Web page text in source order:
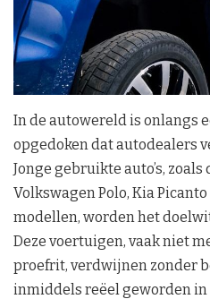
In de autowereld is onlangs
opgedoken dat autodealers
Jonge gebruikte auto’s, zoals
Volkswagen Polo, Kia
modellen, worden het
Deze voertuigen, vaak niet
proefrit, verdwijnen zonder
inmiddels reëel geworden in